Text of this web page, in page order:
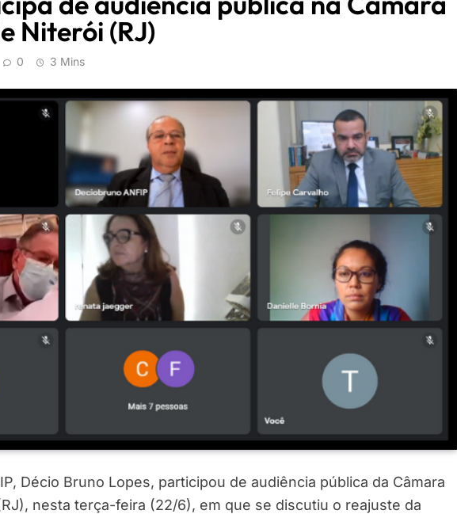
Niterói (RJ)
0 3 Mins
Décio Bruno Lopes, participou de audiência pública da Câmara
nesta terça-feira (22/6), em que se discutiu o reajuste da